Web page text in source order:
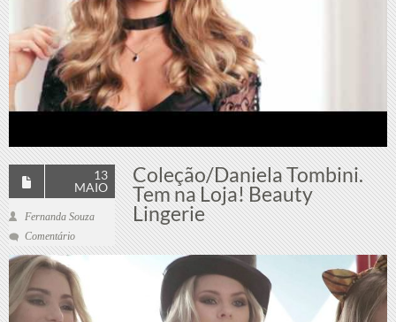
13
MAIO
Fernanda Souza
Comentário
Coleção/Daniela Tombini.
Tem na Loja! Beauty
Lingerie